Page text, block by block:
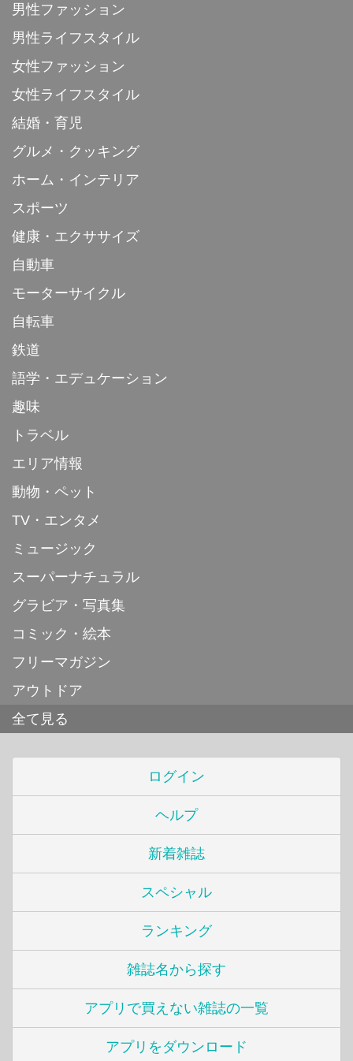
男性ファッション
男性ライフスタイル
女性ファッション
女性ライフスタイル
結婚・育児
グルメ・クッキング
ホーム・インテリア
スポーツ
健康・エクササイズ
自動車
モーターサイクル
自転車
鉄道
語学・エデュケーション
趣味
トラベル
エリア情報
動物・ペット
TV・エンタメ
ミュージック
スーパーナチュラル
グラビア・写真集
コミック・絵本
フリーマガジン
アウトドア
全て見る
ログイン
ヘルプ
新着雑誌
スペシャル
ランキング
雑誌名から探す
アプリで買えない雑誌の一覧
アプリをダウンロード